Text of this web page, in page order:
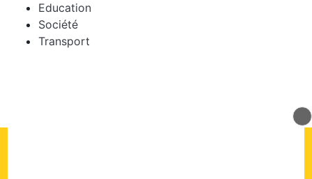
Education
Société
Transport